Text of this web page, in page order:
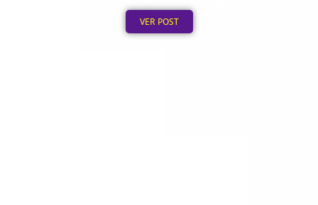
Publicado em: 7 de agosto de 2026
VER POST